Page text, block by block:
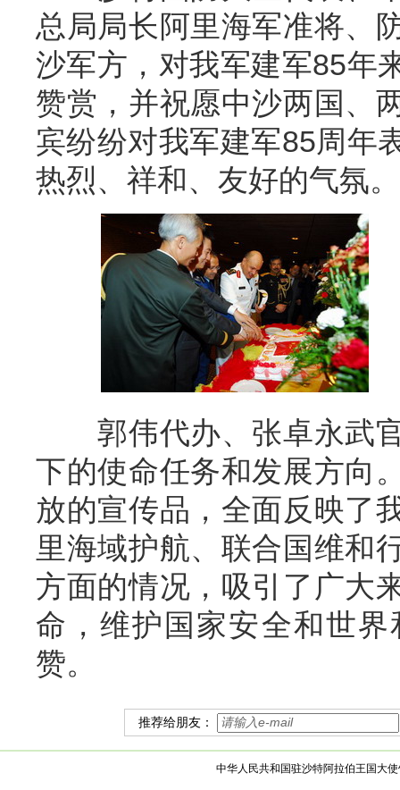
总局局长阿里海军准将、
沙军方，对我军建军85年
赞赏，并祝愿中沙两国、
宾纷纷对我军建军85周年
热烈、祥和、友好的气氛。
郭伟代办、张卓永武官
下的使命任务和发展方向
放的宣传品，全面反映了
里海域护航、联合国维和
方面的情况，吸引了广大
命，维护国家安全和世
赞。
推荐给朋友：
中华人民共和国驻沙特阿拉伯王国大使